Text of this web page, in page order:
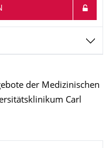
der Medizinischen
Carl